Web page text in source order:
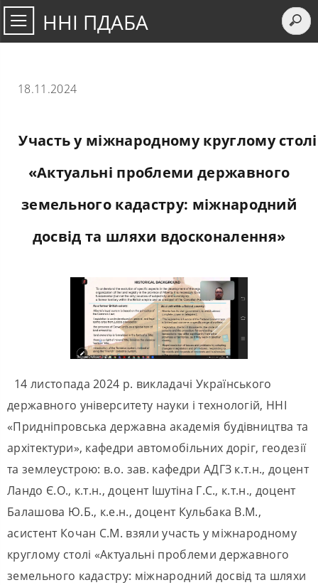
ННІ ПДАБА
18.11.2024
Участь у міжнародному круглому столі
«Актуальні проблеми державного
земельного кадастру: міжнародний
досвід та шляхи вдосконалення»
14 листопада 2024 р. викладачі Українського
державного університету науки і технологій, ННІ
«Придніпровська державна академія будівництва та
архітектури», кафедри автомобільних доріг, геодезії
та землеустрою: в.о. зав. кафедри АДГЗ к.т.н., доцент
Ландо Є.О., к.т.н., доцент Ішутіна Г.С., к.т.н., доцент
Балашова Ю.Б., к.е.н., доцент Кульбака В.М.,
асистент Кочан С.М. взяли участь у міжнародному
круглому столі «Актуальні проблеми державного
земельного кадастру: міжнародний досвід та шляхи